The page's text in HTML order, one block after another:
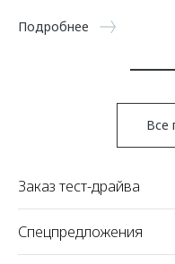
Подробнее
Все
Заказ тест-драйва
Спецпредложения